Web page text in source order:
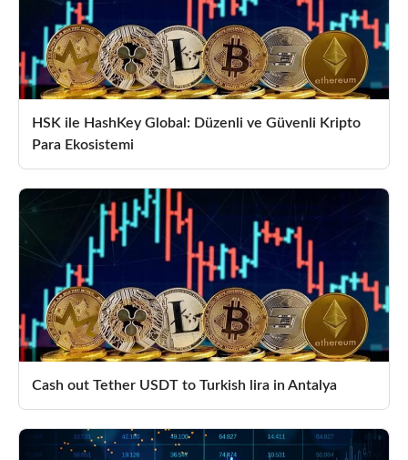
HSK ile HashKey Global: Düzenli ve Güvenli Kripto
Para Ekosistemi
Cash out Tether USDT to Turkish lira in Antalya